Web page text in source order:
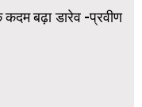
कदम बढ़ा डारेव -प्रवीण